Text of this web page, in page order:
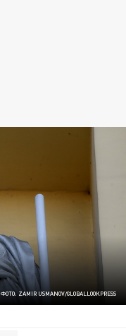
ФОТО: ZAMIR USMANOV/GLOBALLOOKPRESS